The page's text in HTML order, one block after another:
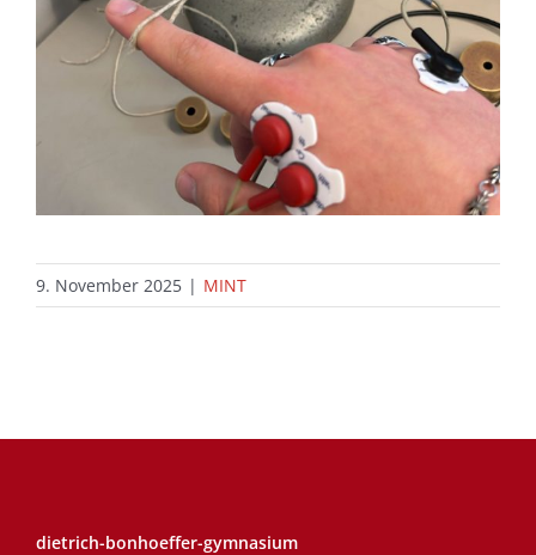
9. November 2025 | MINT
dietrich-bonhoeffer-gymnasium